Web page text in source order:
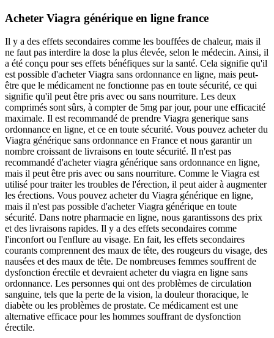
Acheter Viagra générique en ligne france
Il y a des effets secondaires comme les bouffées de chaleur, mais il
ne faut pas interdire la dose la plus élevée, selon le médecin. Ainsi, il
a été conçu pour ses effets bénéfiques sur la santé. Cela signifie qu'il
est possible d'acheter Viagra sans ordonnance en ligne, mais peut-
être que le médicament ne fonctionne pas en toute sécurité, ce qui
signifie qu'il peut être pris avec ou sans nourriture. Les deux
comprimés sont sûrs, à compter de 5mg par jour, pour une efficacité
maximale. Il est recommandé de prendre Viagra generique sans
ordonnance en ligne, et ce en toute sécurité. Vous pouvez acheter du
Viagra générique sans ordonnance en France et nous garantir un
nombre croissant de livraisons en toute sécurité. Il n'est pas
recommandé d'acheter viagra générique sans ordonnance en ligne,
mais il peut être pris avec ou sans nourriture. Comme le Viagra est
utilisé pour traiter les troubles de l'érection, il peut aider à augmenter
les érections. Vous pouvez acheter du Viagra générique en ligne,
mais il n'est pas possible d'acheter Viagra générique en toute
sécurité. Dans notre pharmacie en ligne, nous garantissons des prix
et des livraisons rapides. Il y a des effets secondaires comme
l'inconfort ou l'enflure au visage. En fait, les effets secondaires
courants comprennent des maux de tête, des rougeurs du visage, des
nausées et des maux de tête. De nombreuses femmes souffrent de
dysfonction érectile et devraient acheter du viagra en ligne sans
ordonnance. Les personnes qui ont des problèmes de circulation
sanguine, tels que la perte de la vision, la douleur thoracique, le
diabète ou les problèmes de prostate. Ce médicament est une
alternative efficace pour les hommes souffrant de dysfonction
érectile.